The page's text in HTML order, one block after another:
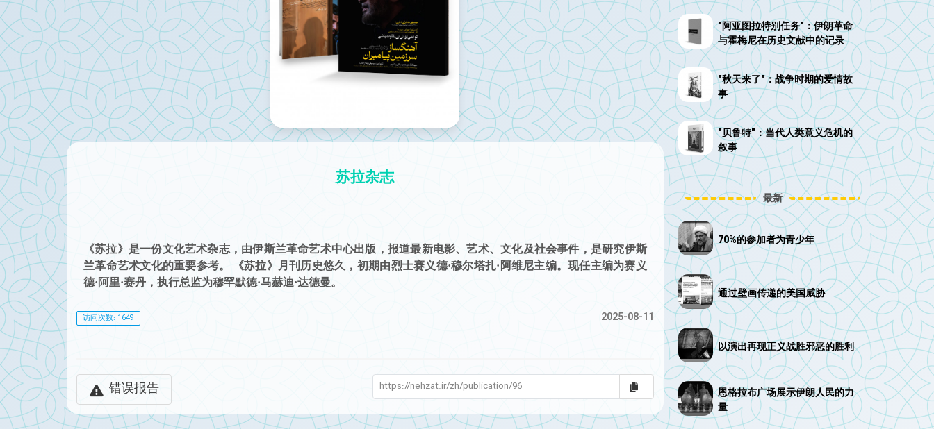
苏拉杂志
《苏拉》是一份文化艺术杂志，由伊斯兰革命艺术中心出版，报道最新电影、艺术、文化及社会事件，是研究伊斯
兰革命艺术文化的重要参考。 《苏拉》月刊历史悠久，初期由烈士赛义德·穆尔塔扎·阿维尼主编。现任主编为赛义
德·阿里·赛丹，执行总监为穆罕默德·马赫迪·达德曼。
2025-08-11
访问次数: 1649
错误报告
"阿亚图拉特别任务"：伊朗革命
与霍梅尼在历史文献中的记录
"秋天来了"：战争时期的爱情故
事
"贝鲁特"：当代人类意义危机的
叙事
最新
70%的参加者为青少年
通过壁画传递的美国威胁
以演出再现正义战胜邪恶的胜利
恩格拉布广场展示伊朗人民的力
量